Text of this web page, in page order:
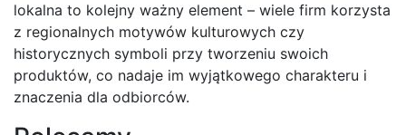
lokalna to kolejny ważny element – wiele firm korzysta
z regionalnych motywów kulturowych czy
historycznych symboli przy tworzeniu swoich
produktów, co nadaje im wyjątkowego charakteru i
znaczenia dla odbiorców.